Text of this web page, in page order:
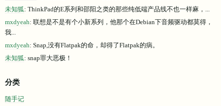
未知狐: ThinkPad的E系列和邵阳之类的那些纯低端产品线不也一样麻，...
mxdyeah: 联想是不是有个小新系列，他那个在Debian下音频驱动都莫得，
我...
mxdyeah: Snap,没有Flatpak的命，却得了Flatpak的病。
未知狐: snap罪大恶极！
分类
随手记